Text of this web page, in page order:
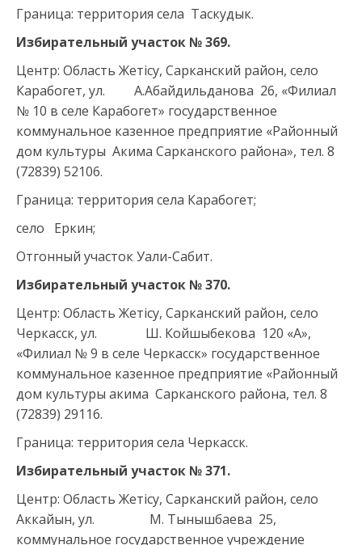
Граница: территория села Таскудык.
Избирательный участок № 369.
Центр: Область Жетісу, Сарканский район, село
Карабогет, ул. А.Абайдильданова 26, «Филиал
№ 10 в селе Карабогет» государственное
коммунальное казенное предприятие «Районный
дом культуры Акима Сарканского района», тел. 8
(72839) 52106.
Граница: территория села Карабогет;
село Еркин;
Отгонный участок Уали-Сабит.
Избирательный участок № 370.
Центр: Область Жетісу, Сарканский район, село
Черкасск, ул. Ш. Койшыбекова 120 «А»,
«Филиал № 9 в селе Черкасск» государственное
коммунальное казенное предприятие «Районный
дом культуры акима Сарканского района, тел. 8
(72839) 29116.
Граница: территория села Черкасск.
Избирательный участок № 371.
Центр: Область Жетісу, Сарканский район, село
Аккайын, ул. М. Тынышбаева 25,
коммунальное государственное учреждение